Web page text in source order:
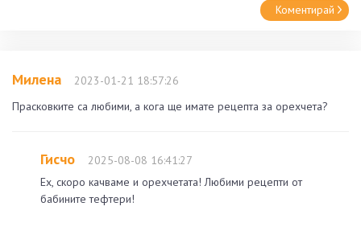
Коментирай
Милена
2023-01-21 18:57:26
Прасковките са любими, а кога ще имате рецепта за орехчета?
Гисчо
2025-08-08 16:41:27
Ех, скоро качваме и орехчетата! Любими рецепти от
бабините тефтери!